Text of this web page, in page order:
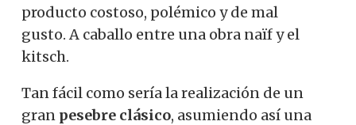
producto costoso, polémico y de mal
gusto. A caballo entre una obra naïf y el
kitsch.
Tan fácil como sería la realización de un
gran pesebre clásico, asumiendo así una